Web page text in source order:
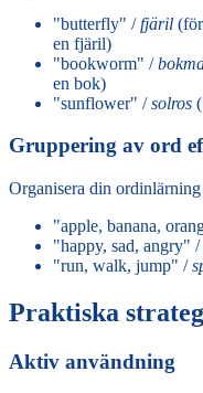
"butterfly" /fjäril
en fjäril)
"bookworm" /
en bok)
"sunflower" /solros
Gruppering av ord
Organisera din
"apple, banana,
"happy, sad, angry" /
"run, walk, jump" /
Praktiska
Aktiv användning